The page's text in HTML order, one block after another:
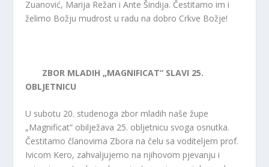
Zuanović, Marija Režan i Ante Šindija. Čestitamo im i
želimo Božju mudrost u radu na dobro Crkve Božje!
ZBOR MLADIH „MAGNIFICAT“ SLAVI 25.
OBLJETNICU
U subotu 20. studenoga zbor mladih naše župe
„Magnificat“ obilježava 25. obljetnicu svoga osnutka.
Čestitamo članovima Zbora na čelu sa voditeljem prof.
Ivicom Kero, zahvaljujemo na njihovom pjevanju i